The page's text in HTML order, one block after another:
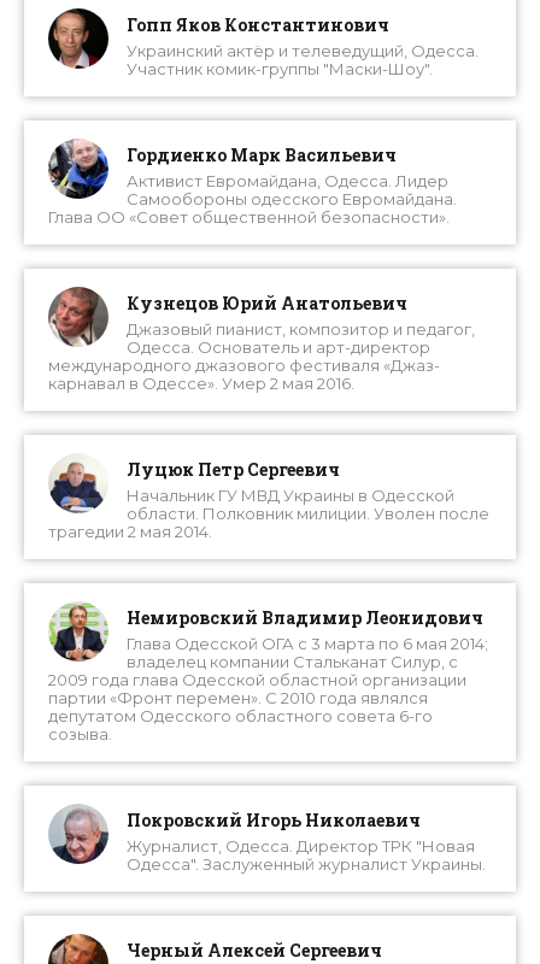
Гопп Яков Константинович
Украинский актёр и телеведущий, Одесса.
Участник комик-группы "Маски-Шоу".
Гордиенко Марк Васильевич
Активист Евромайдана, Одесса. Лидер
Самообороны одесского Евромайдана.
Глава ОО «Совет общественной безопасности».
Кузнецов Юрий Анатольевич
Джазовый пианист, композитор и педагог,
Одесса. Основатель и арт-директор
международного джазового фестиваля «Джаз-
карнавал в Одессе». Умер 2 мая 2016.
Луцюк Петр Сергеевич
Начальник ГУ МВД Украины в Одесской
области. Полковник милиции. Уволен после
трагедии 2 мая 2014.
Немировский Владимир Леонидович
Глава Одесской ОГА с 3 марта по 6 мая 2014;
владелец компании Стальканат Силур, с
2009 года глава Одесской областной организации
партии «Фронт перемен». С 2010 года являлся
депутатом Одесского областного совета 6-го
созыва.
Покровский Игорь Николаевич
Журналист, Одесса. Директор ТРК "Новая
Одесса". Заслуженный журналист Украины.
Черный Алексей Сергеевич